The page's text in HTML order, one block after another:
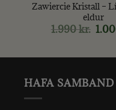
Zawiercie Kristall –
eldur
1.990kr.
price
HAFA SAMBAND